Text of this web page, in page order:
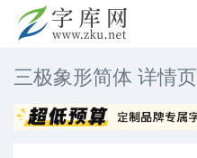
三极象形简体 详情页